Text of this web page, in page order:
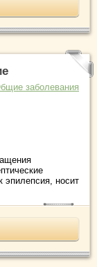
заболевания
эпилепсия, носит